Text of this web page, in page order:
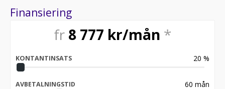
Finansiering
fr 8 777 kr/mån *
KONTANTINSATS 20 %
AVBETALNINGSTID 60 mån